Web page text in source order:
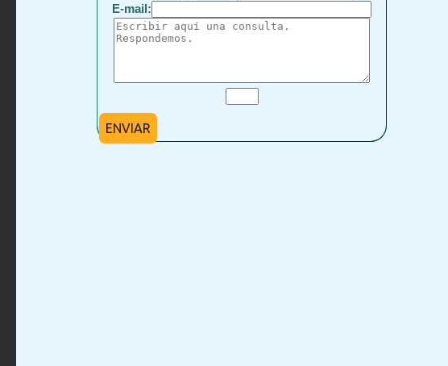
E-mail:
ENVIAR